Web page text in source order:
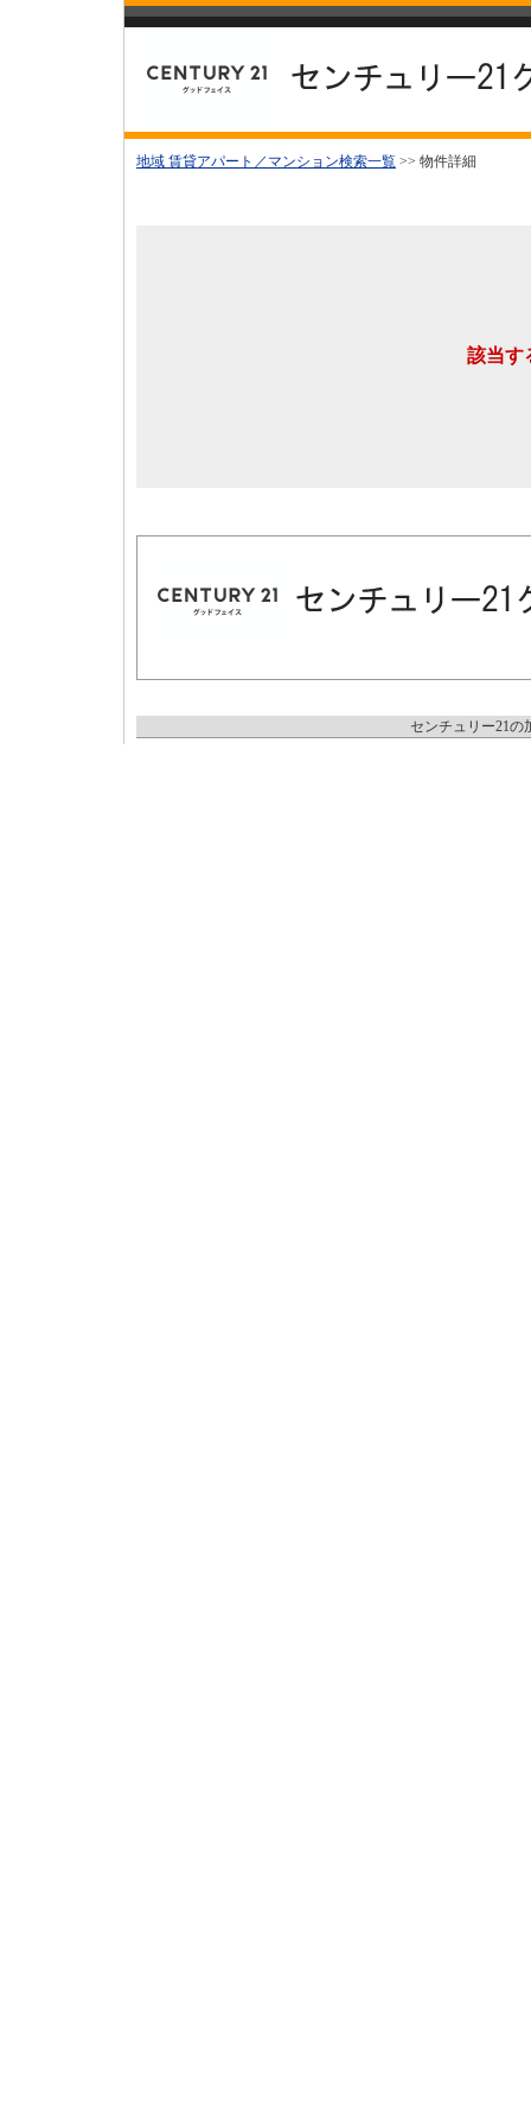
地域 賃貸アパート／マンション検索一覧 >> 物件詳細
該当す
センチュリー21の